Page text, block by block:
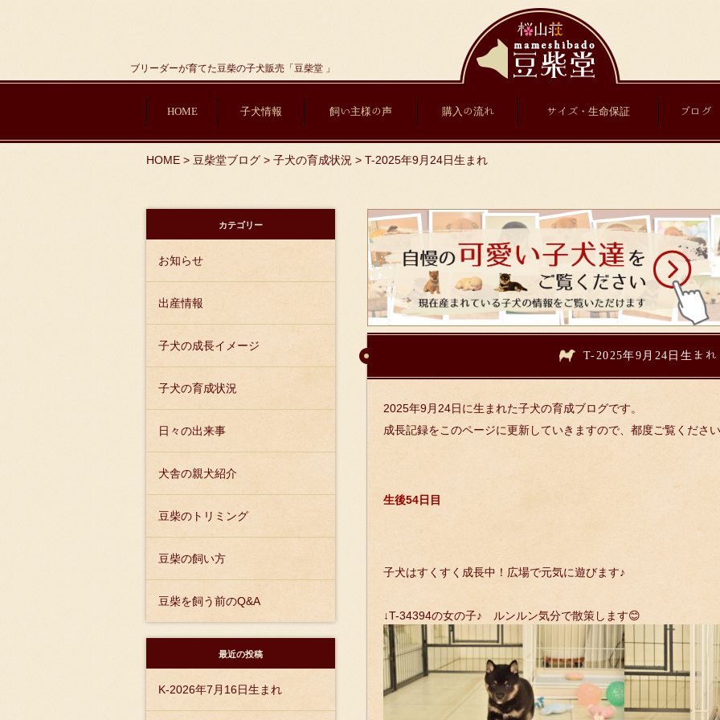
ブリーダーが育てた豆柴の子犬販売「豆柴堂 」
HOME 子犬情報 飼い主様の声 購入の流れ サイズ・生命保証 ブログ
HOME > 豆柴堂ブログ > 子犬の育成状況 > T-2025年9月24日生まれ
T-2025年9月24日生まれ
2025年9月24日に生まれた子犬の育成ブログです。
成長記録をこのページに更新していきますので、都度ご覧くださ
生後54日目
子犬はすくすく成長中！広場で元気に遊びます♪
↓T-34394の女の子♪ ルンルン気分で散策します😊
カテゴリー
お知らせ
出産情報
子犬の成長イメージ
子犬の育成状況
日々の出来事
犬舎の親犬紹介
豆柴のトリミング
豆柴の飼い方
豆柴を飼う前のQ&A
最近の投稿
K-2026年7月16日生まれ